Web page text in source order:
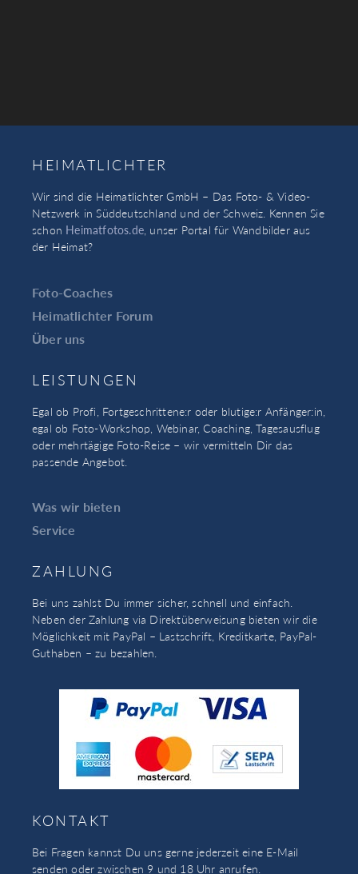
HEIMATLICHTER
Wir sind die Heimatlichter GmbH – Das Foto- & Video-
Netzwerk in Süddeutschland und der Schweiz. Kennen Sie
schon Heimatfotos.de, unser Portal für Wandbilder aus
der Heimat?
Foto-Coaches
Heimatlichter Forum
Über uns
LEISTUNGEN
Egal ob Profi, Fortgeschrittene:r oder blutige:r Anfänger:in,
egal ob Foto-Workshop, Webinar, Coaching, Tagesausflug
oder mehrtägige Foto-Reise – wir vermitteln Dir das
passende Angebot.
Was wir bieten
Service
ZAHLUNG
Bei uns zahlst Du immer sicher, schnell und einfach.
Neben der Zahlung via Direktüberweisung bieten wir die
Möglichkeit mit PayPal – Lastschrift, Kreditkarte, PayPal-
Guthaben – zu bezahlen.
KONTAKT
Bei Fragen kannst Du uns gerne jederzeit eine E-Mail
senden oder zwischen 9 und 18 Uhr anrufen.